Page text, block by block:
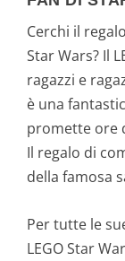
Cerchi il
Star Wars? Il
ragazzi e
è una
promette ore
Il regalo di
della famosa
Per tutte le
LEGO Star